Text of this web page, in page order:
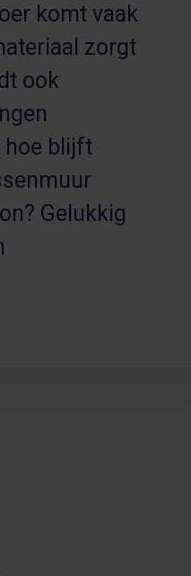
komt vaak
zorgt
ook
hoe blijft
Gelukkig